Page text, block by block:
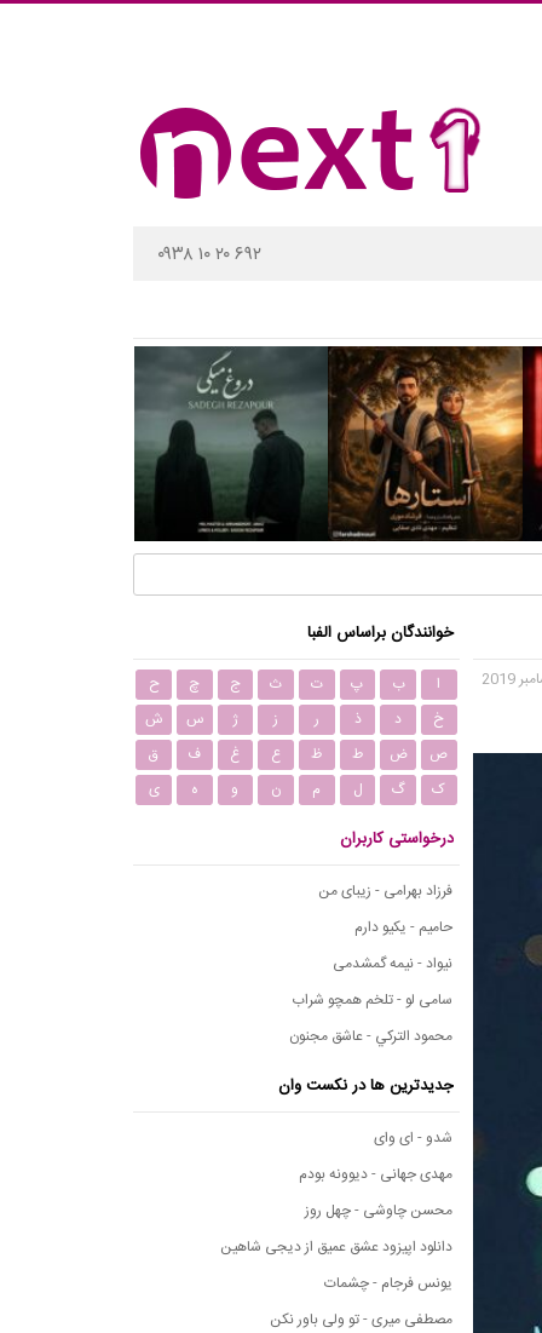
۰۹۳۸ ۱۰ ۲۰ ۶۹۲
خوانندگان براساس الفبا
ا ب پ ت ث ج چ
ح
خ
د ذ ر ز ژ س
ش
ص
ض ط ظ ع غ ف
ق
ک
گ ل م ن و ه ی
درخواستی کاربران
فرزاد بهرامی - زیبای من
حامیم - یکیو دارم
نیواد - نیمه گمشدمی
سامی لو - تلخم همچو شراب
محمود التركي - عاشق مجنون
جدیدترین ها در نکست وان
شدو - ای وای
مهدی جهانی - دیوونه بودم
محسن چاوشی - چهل روز
دانلود اپیزود عشق عمیق از دیجی شاهین
یونس فرجام - چشمات
مصطفی میری - تو ولی باور نکن